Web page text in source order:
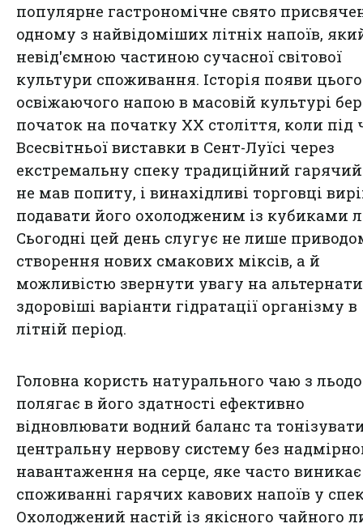
популярне гастрономічне свято
одному з найвідоміших літніх напоїв,
невід'ємною частиною сучасної світової
культури споживання. Історія появи цього
освіжаючого напою в масовій культурі
початок на початку XX століття, коли під
Всесвітньої виставки в Сент-Луїсі через
екстремальну спеку традиційний
не мав попиту, і винахідливі торговці
подавати його охолодженим із кубиками
Сьогодні цей день слугує не лише
створення нових смакових міксів, а й
можливістю звернути увагу на
здоровіші варіанти гідратації організму в
літній період.
Головна користь натурального чаю з
полягає в його здатності ефективно
відновлювати водний баланс та
центральну нервову систему без
навантаження на серце, яке часто
споживанні гарячих кавових напоїв у
Охолоджений настій із якісного чайного